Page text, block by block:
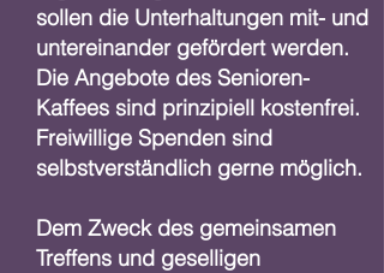
sollen die Unterhaltungen mit- und
untereinander gefördert werden.
Die Angebote des Senioren-
Kaffees sind prinzipiell kostenfrei.
Freiwillige Spenden sind
selbstverständlich gerne möglich.
Dem Zweck des gemeinsamen
Treffens und geselligen